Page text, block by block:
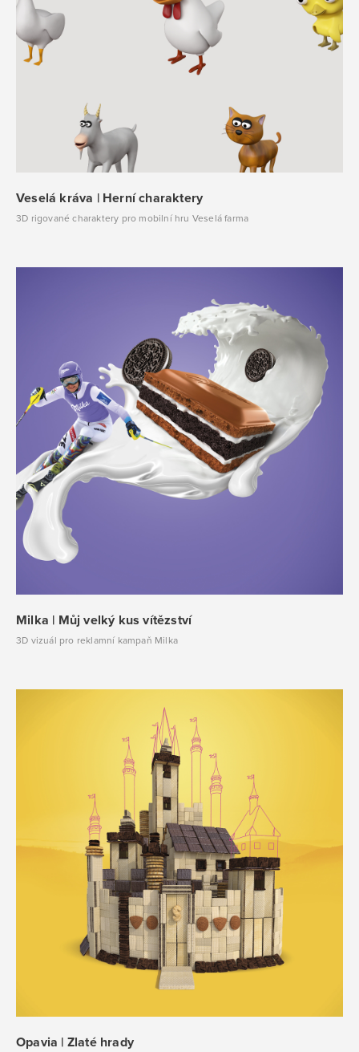
Veselá kráva | Herní charaktery
3D rigované charaktery pro mobilní hru Veselá farma
Milka | Můj velký kus vítězství
3D vizuál pro reklamní kampaň Milka
Opavia | Zlaté hrady